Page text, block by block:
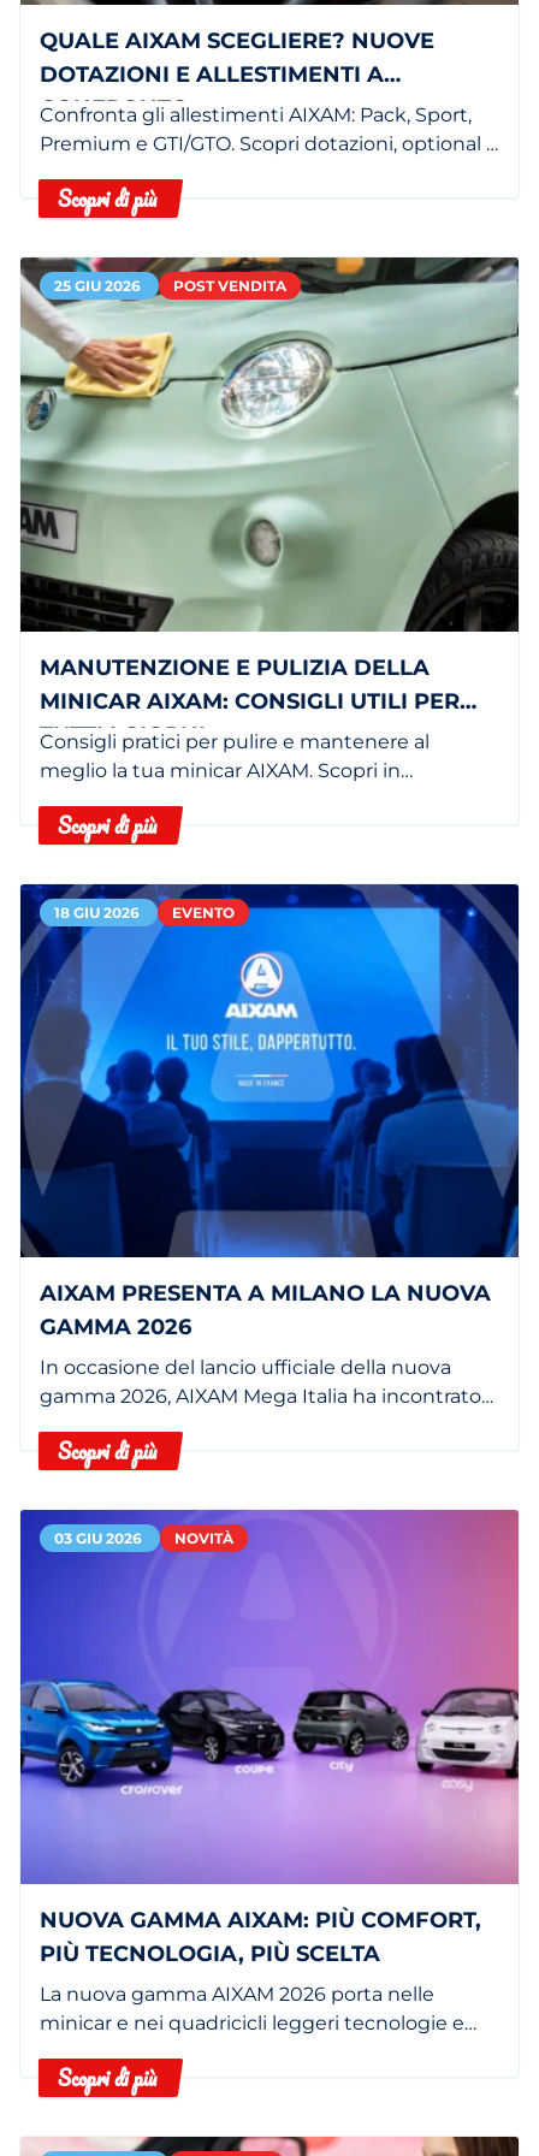
QUALE AIXAM SCEGLIERE? NUOVE
DOTAZIONI E ALLESTIMENTI A
CONFRONTO
Confronta gli allestimenti AIXAM: Pack, Sport,
Premium e GTI/GTO. Scopri dotazioni, optional e
Scopri di più
25 GIU 2026 POST VENDITA
MANUTENZIONE E PULIZIA DELLA
MINICAR AIXAM: CONSIGLI UTILI PER
TUTTI I GIORNI
Consigli pratici per pulire e mantenere al
meglio la tua minicar AIXAM. Scopri in
Scopri di più
18 GIU 2026 EVENTO
AIXAM PRESENTA A MILANO LA NUOVA
GAMMA 2026
In occasione del lancio ufficiale della nuova
gamma 2026, AIXAM Mega Italia ha incontrato
Scopri di più
03 GIU 2026 NOVITÀ
NUOVA GAMMA AIXAM: PIÙ COMFORT,
PIÙ TECNOLOGIA, PIÙ SCELTA
La nuova gamma AIXAM 2026 porta nelle
minicar e nei quadricicli leggeri tecnologie e
riservate a segmenti superiori.
Scopri di più